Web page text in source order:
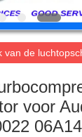
van de
voor